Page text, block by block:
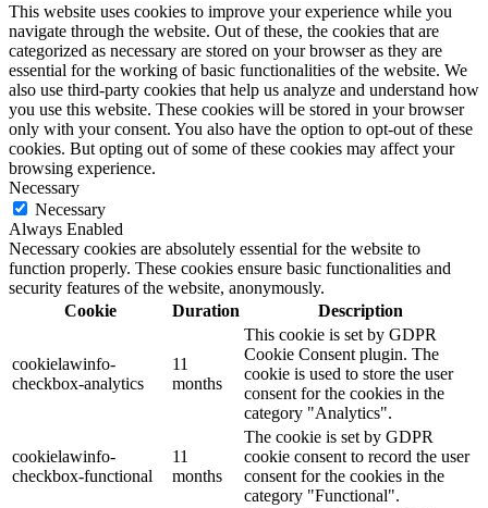
This website uses cookies to improve your experience while you
navigate through the website. Out of these, the cookies that are
categorized as necessary are stored on your browser as they are
essential for the working of basic functionalities of the website. We
also use third-party cookies that help us analyze and understand how
you use this website. These cookies will be stored in your browser
only with your consent. You also have the option to opt-out of these
cookies. But opting out of some of these cookies may affect your
browsing experience.
Necessary
Necessary
Always Enabled
Necessary cookies are absolutely essential for the website to
function properly. These cookies ensure basic functionalities and
security features of the website, anonymously.
Cookie
Duration Description
cookielawinfo-
checkbox-analytics
11
months
This cookie is set by GDPR
Cookie Consent plugin. The
cookie is used to store the user
consent for the cookies in the
category "Analytics".
cookielawinfo-
checkbox-functional
11
months
The cookie is set by GDPR
cookie consent to record the user
consent for the cookies in the
category "Functional".